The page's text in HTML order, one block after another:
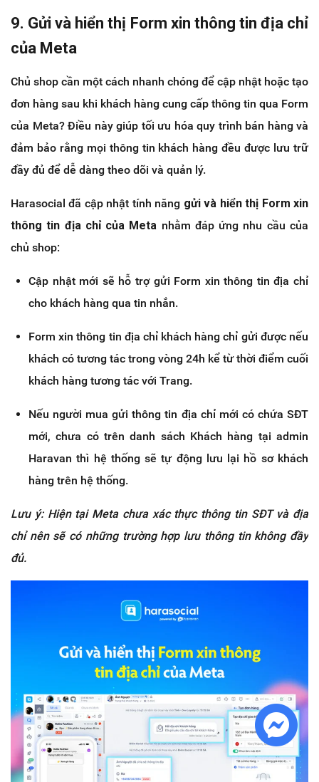
9. Gửi và hiển thị Form xin thông tin địa chỉ
của Meta
Chủ shop cần một cách nhanh chóng để cập nhật hoặc tạo
đơn hàng sau khi khách hàng cung cấp thông tin qua Form
của Meta? Điều này giúp tối ưu hóa quy trình bán hàng và
đảm bảo rằng mọi thông tin khách hàng đều được lưu trữ
đầy đủ để dễ dàng theo dõi và quản lý.
Harasocial đã cập nhật tính năng gửi và hiển thị Form xin
thông tin địa chỉ của Meta nhằm đáp ứng nhu cầu của
chủ shop:
Cập nhật mới sẽ hỗ trợ gửi Form xin thông tin địa chỉ
cho khách hàng qua tin nhắn.
Form xin thông tin địa chỉ khách hàng chỉ gửi được nếu
khách có tương tác trong vòng 24h kể từ thời điểm cuối
khách hàng tương tác với Trang.
Nếu người mua gửi thông tin địa chỉ mới có chứa SĐT
mới, chưa có trên danh sách Khách hàng tại admin
Haravan thì hệ thống sẽ tự động lưu lại hồ sơ khách
hàng trên hệ thống.
Lưu ý: Hiện tại Meta chưa xác thực thông tin SĐT và địa
chỉ nên sẽ có những trường hợp lưu thông tin không đầy
đủ.